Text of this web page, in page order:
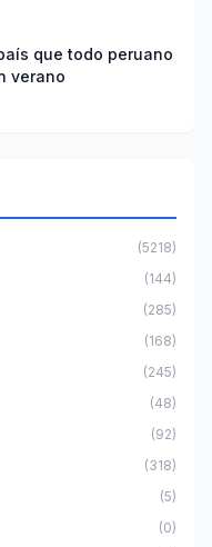
que todo peruano
verano
(5218)
(144)
(285)
(168)
(245)
(48)
(92)
(318)
(5)
(0)